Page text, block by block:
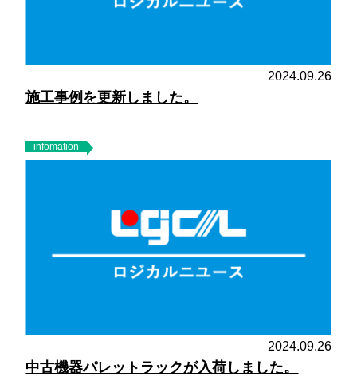
2024.09.26
施工事例を更新しました。
infomation
2024.09.26
中古機器パレットラックが入荷しました。